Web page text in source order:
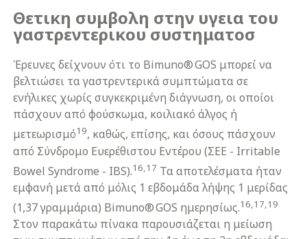
Θετικη συμβολη στην υγεια του
γαστρεντερικου συστηματοσ
Έρευνες δείχνουν ότι το Bimuno® GOS μπορεί να
βελτιώσει τα γαστρεντερικά συμπτώματα σε
ενήλικες χωρίς συγκεκριμένη διάγνωση, οι οποίοι
πάσχουν από φούσκωμα, κοιλιακό άλγος ή
μετεωρισμό19, καθώς, επίσης, και όσους πάσχουν
από Σύνδρομο Ευερέθιστου Εντέρου (ΣΕΕ - Irritable
Bowel Syndrome - IBS).16,17 Τα αποτελέσματα ήταν
εμφανή μετά από μόλις 1 εβδομάδα λήψης 1 μερίδας
(1,37 γραμμάρια) Bimuno® GOS ημερησίως.16,17,19
Στον παρακάτω πίνακα παρουσιάζεται η μείωση